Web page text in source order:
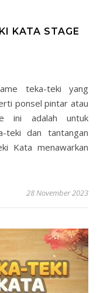
KATA STAGE
ponsel pintar atau
ini adalah untuk
teki dan tantangan
Kata menawarkan
28 November 2023